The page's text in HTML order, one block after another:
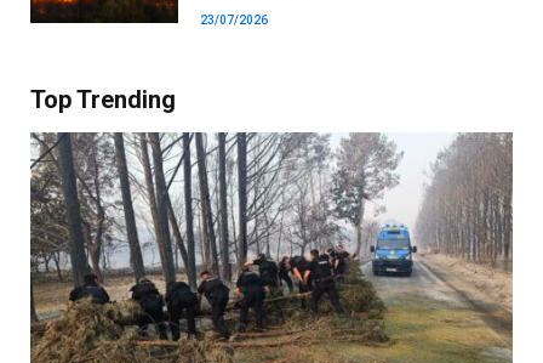
23/07/2026
Top Trending